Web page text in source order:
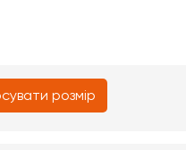
розмір